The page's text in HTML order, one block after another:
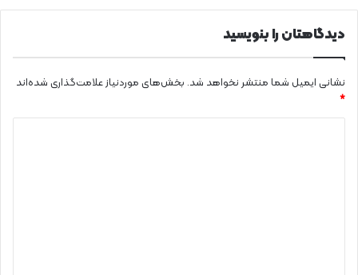
خ
ط
م
ی‌
ه
د
دیدگاهتان را بنویسید
نشانی ایمیل شما منتشر نخواهد شد. بخش‌های موردنیاز علامت‌گذاری شده‌اند
*